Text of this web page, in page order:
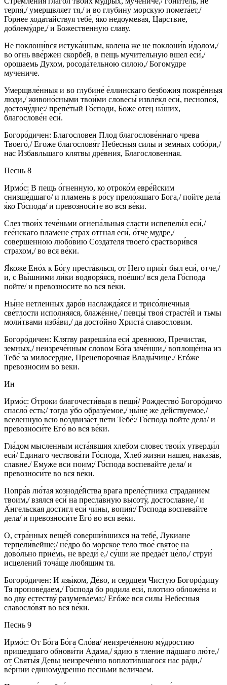
терпя́,/ умерщвляет тя,/ и во глубину́ морскую помета́ет,/
Го́рнее хода́тайствуя тебе́, я́ко недоумева́я, Царствие,
доблему́дре,/ и Божественную славу.
Не поклони́вся истука́нным, колена же не поклони́в и́долом,/
во огнь вве́ржен скорбе́й, в пещь мучительную вшел еси́,/
орошаемь Духом, росода́тельною силою,/ Богому́дре
мучениче.
Умерщвле́нныя и во глубине́ е́ллинскаго безбожия пожре́нныя
люди,/ живоно́сными твои́ми словесы́ извле́кл еси́, песнопоя́,
досточу́дне:/ препе́тый Го́споди, Боже отец на́ших,
благослове́н еси́.
Богоро́дичен: Благословен Плод благослове́ннаго чрева
Твоего́,/ Eгoже благословя́т Небесныя силы и земных собо́ри,/
нас Избавльшаго клятвы дре́вния, Благословенная.
Песнь 8
Ирмо́с: В пещь о́гненную, ко отроко́м евре́йским
снизше́дшаго/ и пламень в ро́су прело́жшаго Бога,/ пойте дела́
я́ко Го́спода/ и превозноси́те во вся ве́ки.
Слез твои́х тече́ньми огнепа́льныя сласти испепели́л еси́,/
гее́нскаго пламене страх отгнал еси́, о́тче мудре,/
совершенною любо́вию Создателя твоего́ сраствори́вся
страхом,/ во вся ве́ки.
Я́коже Ено́х к Бо́гу преста́влься, от Него прия́т был еси́, отче,/
и, с Вы́шними ли́ки водворя́яся, пое́ши:/ вся дела Го́спода
пойте/ и превозносите во вся ве́ки.
Ны́не нетленных даро́в наслажда́яся и трисо́лнечныя
све́тлости исполня́яся, блаже́нне,/ певцы́ твоя́ страсте́й и тьмы
моли́твами изба́ви,/ да досто́йно Христа́ славословим.
Богоро́дичен: Клятву разреши́ла еси́ древнюю, Пречистая,
земных,/ неизрече́нным словом Бо́га заче́нши,/ воплоще́нна из
Тебе́ за милосердие, Пренепорочная Влады́чице./ Егóже
превозносим во веки.
Ин
Ирмо́с: О́троки благочести́выя в пещи́/ Рождество́ Богоро́дичо
спасло́ есть;/ тогда у́бо образу́емое,/ ны́не же де́йствуемое,/
вселенную всю воздвиза́ет пети Тебе́:/ Го́спода пойте дела/ и
превозноси́те Его́ во вся ве́ки.
Гла́дом мысленным иста́явшия хлебом словес твои́х утверди́л
еси́/ Единаго чествова́ти Го́спода, Хлеб жизни нашея, наказа́в,
славне./ Емуже вси поим;/ Го́спода воспевайте дела/ и
превозноси́те во вся ве́ки.
Попра́в лю́тая козноде́йства врага преле́стника страданием
твои́м,/ взялся еси́ на пресла́вную высоту́, достославне,/ и
А́нгельская достигл еси́ чи́ны, вопия́:/ Го́спода воспевайте
дела/ и превозноси́те Его́ во вся ве́ки.
О, стра́нных веще́й соверши́вшихся на тебе́, Лукиане
терпели́вейше;/ не́дро бо морское тело твое́ святое на
дово́льно прие́мь, не вреди́ е,/ су́ши же предае́т це́ло,/ струи́
исцелений точа́ще любящим тя.
Богоро́дичен: И язы́ком, Де́во, и сердцем Чистую Богоро́дицу
Тя пропове́даем,/ Го́спода бо родила еси́, плотию обложе́на и
во дву естеству́ разумева́ема;/ Егóже вся силы Небесныя
славосло́вят во вся ве́ки.
Песнь 9
Ирмо́с: От Бо́га Бо́га Сло́ва/ неизрече́нною му́дростию
пришедшаго обнови́ти Адама,/ я́дию в тление па́дшаго лю́те,/
от Святы́я Девы неизрече́нно воплоти́вшагося нас ра́ди,/
ве́рнии единому́дренно песньми величаем.